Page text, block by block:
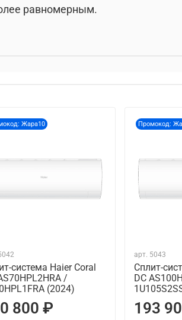
равномерным.
Жара10
система Haier Coral
/
(2024)
800 ₽
Промокод:
арт. 5043
Сплит-
DC
193